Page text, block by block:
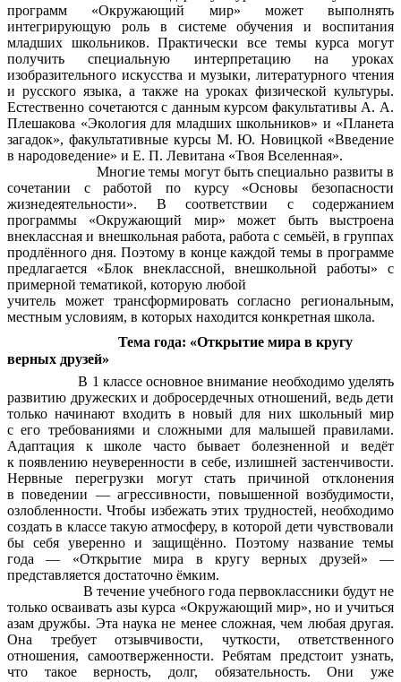
программ «Окружающий мир» может выполнять
интегрирующую роль в системе обучения и воспитания
младших школьников. Практически все темы курса могут
получить специальную интерпретацию на уроках
изобразительного искусства и музыки, литературного чтения
и русского языка, а также на уроках физической культуры.
Естественно сочетаются с данным курсом факультативы А. А.
Плешакова «Экология для младших школьников» и «Планета
загадок», факультативные курсы М. Ю. Новицкой «Введение
в народоведение» и Е. П. Левитана «Твоя Вселенная».
Многие темы могут быть специально развиты в
сочетании с работой по курсу «Основы безопасности
жизнедеятельности». В соответствии с содержанием
программы «Окружающий мир» может быть выстроена
внеклассная и внешкольная работа, работа с семьёй, в группах
продлённого дня. Поэтому в конце каждой темы в программе
предлагается «Блок внеклассной, внешкольной работы» с
примерной тематикой, которую любой
учитель может трансформировать согласно региональным,
местным условиям, в которых находится конкретная школа.
Тема года: «Открытие мира в кругу
верных друзей»
В 1 классе основное внимание необходимо уделять
развитию дружеских и добросердечных отношений, ведь дети
только начинают входить в новый для них школьный мир
с его требованиями и сложными для малышей правилами.
Адаптация к школе часто бывает болезненной и ведёт
к появлению неуверенности в себе, излишней застенчивости.
Нервные перегрузки могут стать причиной отклонения
в поведении — агрессивности, повышенной возбудимости,
озлобленности. Чтобы избежать этих трудностей, необходимо
создать в классе такую атмосферу, в которой дети чувствовали
бы себя уверенно и защищённо. Поэтому название темы
года — «Открытие мира в кругу верных друзей» —
представляется достаточно ёмким.
В течение учебного года первоклассники будут не
только осваивать азы курса «Окружающий мир», но и учиться
азам дружбы. Эта наука не менее сложная, чем любая другая.
Она требует отзывчивости, чуткости, ответственного
отношения, самоотверженности. Ребятам предстоит узнать,
что такое верность, долг, обязательность. Они уже